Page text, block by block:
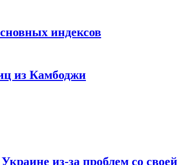
индексов
из Камбоджи
из-за проблем со